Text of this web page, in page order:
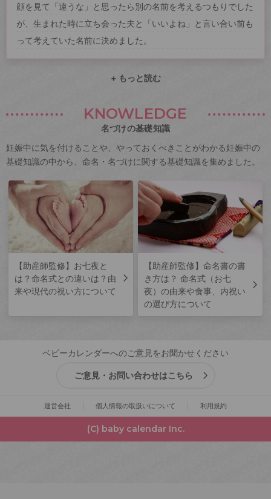
顔を見て「違うな」と思ったら別の名前を考えるつもりでした
が、生まれた時に立ち会った夫と「いいよね」と言い合い前も
って考えていた名前に決めました。
+ もっと読む
KNOWLEDGE
名づけの基礎知識
妊娠中に気を付けることや、やっておくべきことがわかる妊娠中の
基礎知識の中から、命名・名づけに関する基礎知識を集めました。
【助産師監修】お七夜と
は？命名式との違いは？由
来や現代の祝い方について
【助産師監修】命名書の書
き方は？ 命名式（お七
夜）の由来や食事、内祝い
の選び方について
ベビーカレンダーへのご意見をお聞かせください
ご意見・お問い合わせはこちら
運営会社 個人情報の取扱いについて 利用規約
(C) baby calendar Inc.